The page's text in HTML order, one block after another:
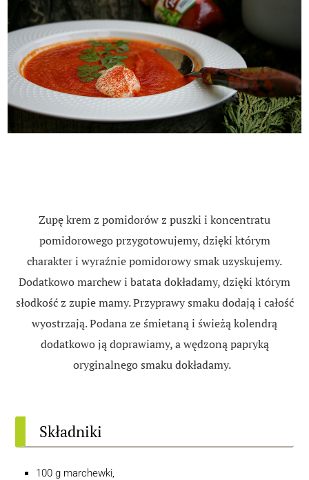
Zupę krem z pomidorów z puszki i koncentratu
pomidorowego przygotowujemy, dzięki którym
charakter i wyraźnie pomidorowy smak uzyskujemy.
Dodatkowo marchew i batata dokładamy, dzięki którym
słodkość z zupie mamy. Przyprawy smaku dodają i całość
wyostrzają. Podana ze śmietaną i świeżą kolendrą
dodatkowo ją doprawiamy, a wędzoną papryką
oryginalnego smaku dokładamy.
Składniki
100 g marchewki,